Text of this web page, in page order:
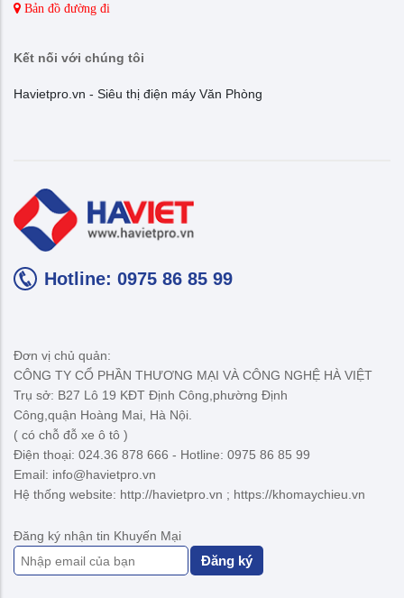
Bản đồ đường đi
Kết nối với chúng tôi
Havietpro.vn - Siêu thị điện máy Văn Phòng
Hotline: 0975 86 85 99
Đơn vị chủ quản:
CÔNG TY CỔ PHẦN THƯƠNG MẠI VÀ CÔNG NGHỆ HÀ VIỆT
Trụ sở: B27 Lô 19 KĐT Định Công,phường Định
Công,quận Hoàng Mai, Hà Nội.
( có chỗ đỗ xe ô tô )
Điện thoại: 024.36 878 666 - Hotline: 0975 86 85 99
Email: info@havietpro.vn
Hệ thống website: http://havietpro.vn ; https://khomaychieu.vn
Đăng ký nhận tin Khuyến Mại
Đăng ký